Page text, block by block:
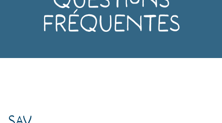
fréquentes